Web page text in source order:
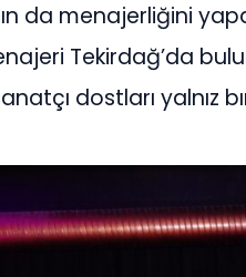
da menajerliğini
Tekirdağ’da
dostları yalnız